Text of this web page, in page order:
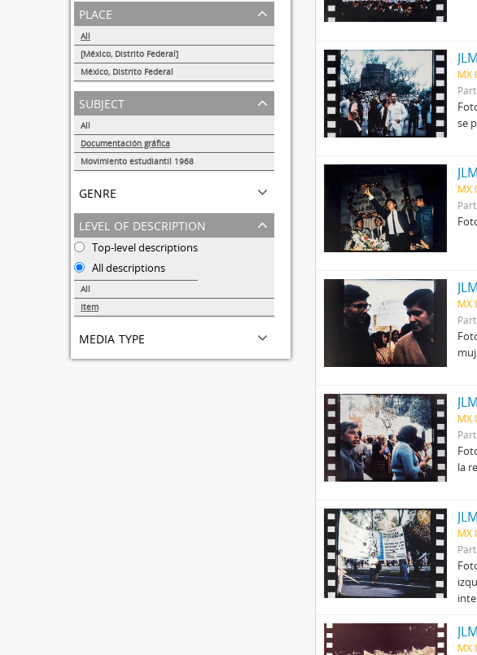
place
All
[México, Distrito Federal]
México, Distrito Federal
1
subject
All
Documentación gráfica
Movimiento estudiantil 1968
genre
level of description
Top-level descriptions
All descriptions
All
Item
media type
MX
se
MX
MX
MX
la
MX
MX